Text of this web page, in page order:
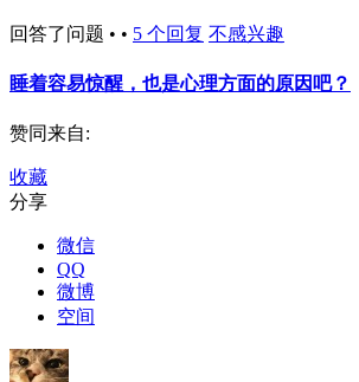
回答了问题 • • 5 个回复 不感兴趣
睡着容易惊醒，也是心理方面的原因吧？
赞同来自:
收藏
分享
微信
QQ
微博
空间